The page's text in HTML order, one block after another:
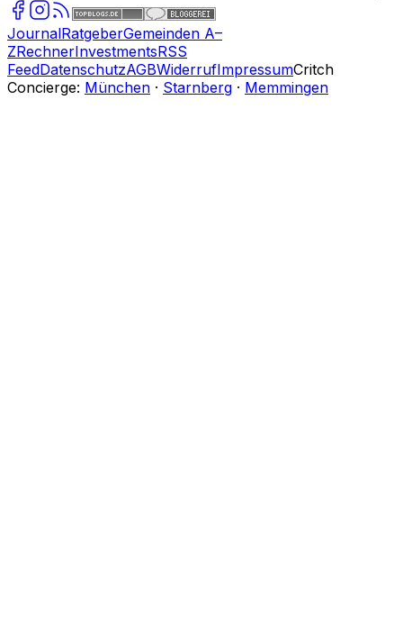
JournalRatgeberGemeinden A–
ZRechnerInvestmentsRSS
FeedDatenschutzAGBWiderrufImpressumCritch
Concierge: München · Starnberg · Memmingen